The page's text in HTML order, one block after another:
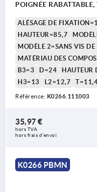
POIGNÉE
ALÉSAGE DE
HAUTEUR=85,7
MODÈLE 2=SANS VIS DE
MATÉRIAU DES
B3=3
D=24 HAUTEUR
H3=13
L2=12,7
Référence: K0266.111003
35,97 €
hors TVA
hors frais d’envoi
K0266 PBMN